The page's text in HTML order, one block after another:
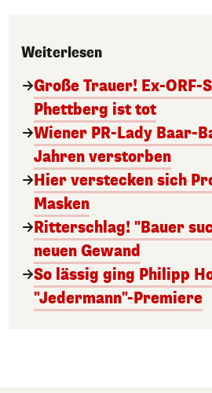
Weiterlesen
Große Trauer! Ex-ORF-
Phettberg ist tot
Wiener PR-Lady Baar-
Jahren verstorben
Hier verstecken sich
Masken
Ritterschlag! "Bauer
neuen Gewand
So lässig ging Philipp
"Jedermann"-Premiere